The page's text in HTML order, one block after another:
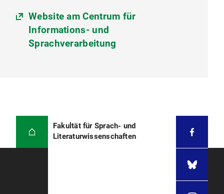
Website am Centrum für
Informations- und
Sprachverarbeitung
Fakultät für Sprach- und
Literaturwissenschaften